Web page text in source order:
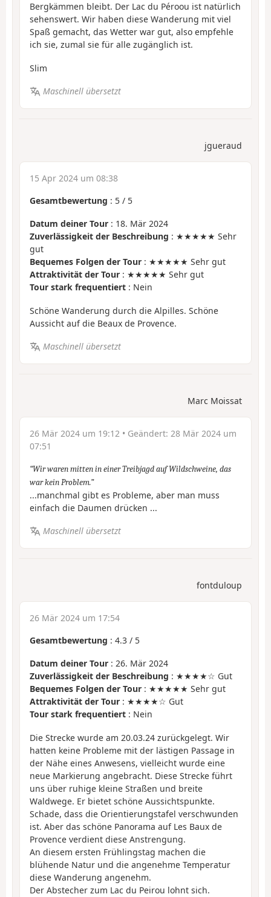
Bergkämmen bleibt. Der Lac du Péroou ist natürlich
sehenswert. Wir haben diese Wanderung mit viel
Spaß gemacht, das Wetter war gut, also empfehle
ich sie, zumal sie für alle zugänglich ist.
Slim
Maschinell übersetzt
jgueraud
15 Apr 2024 um 08:38
Gesamtbewertung : 5 / 5
Datum deiner Tour : 18. Mär 2024
Zuverlässigkeit der Beschreibung : ★★★★★ Sehr
gut
Bequemes Folgen der Tour : ★★★★★ Sehr gut
Attraktivität der Tour : ★★★★★ Sehr gut
Tour stark frequentiert : Nein
Schöne Wanderung durch die Alpilles. Schöne
Aussicht auf die Beaux de Provence.
Maschinell übersetzt
Marc Moissat
26 Mär 2024 um 19:12 • Geändert: 28 Mär 2024 um
07:51
Wir waren mitten in einer Treibjagd auf Wildschweine, das
war kein Problem.
...manchmal gibt es Probleme, aber man muss
einfach die Daumen drücken ...
Maschinell übersetzt
fontduloup
26 Mär 2024 um 17:54
Gesamtbewertung : 4.3 / 5
Datum deiner Tour : 26. Mär 2024
Zuverlässigkeit der Beschreibung : ★★★★☆ Gut
Bequemes Folgen der Tour : ★★★★★ Sehr gut
Attraktivität der Tour : ★★★★☆ Gut
Tour stark frequentiert : Nein
Die Strecke wurde am 20.03.24 zurückgelegt. Wir
hatten keine Probleme mit der lästigen Passage in
der Nähe eines Anwesens, vielleicht wurde eine
neue Markierung angebracht. Diese Strecke führt
uns über ruhige kleine Straßen und breite
Waldwege. Er bietet schöne Aussichtspunkte.
Schade, dass die Orientierungstafel verschwunden
ist. Aber das schöne Panorama auf Les Baux de
Provence verdient diese Anstrengung.
An diesem ersten Frühlingstag machen die
blühende Natur und die angenehme Temperatur
diese Wanderung angenehm.
Der Abstecher zum Lac du Peirou lohnt sich.